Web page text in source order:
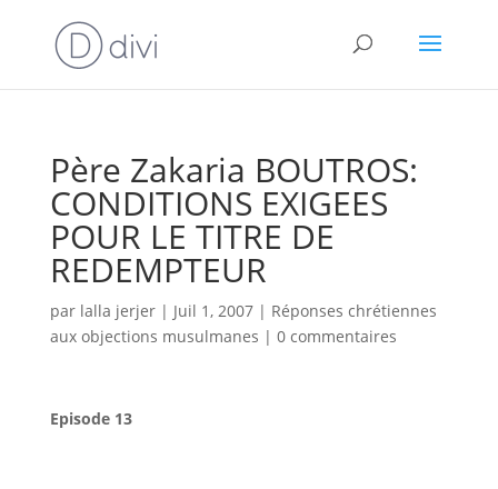
Père Zakaria BOUTROS:
CONDITIONS EXIGEES
POUR LE TITRE DE
REDEMPTEUR
par lalla jerjer| Juil 1, 2007| Réponses chrétiennes
aux objections musulmanes | 0 commentaires
Episode 13